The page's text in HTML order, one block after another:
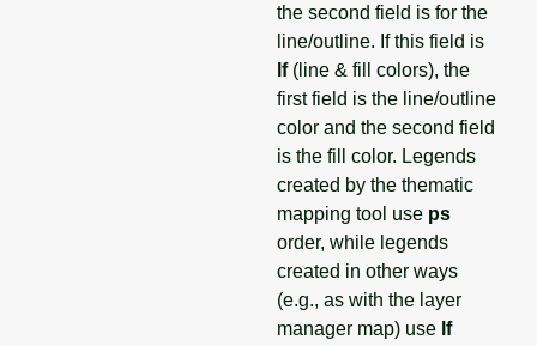
the second field is for the
line/outline. If this field is
lf(line & fill colors), the
first field is the line/outline
color and the second field
is the fill color. Legends
created by the thematic
mapping tool use ps
order, while legends
created in other ways
(e.g., as with the layer
manager map) use lf